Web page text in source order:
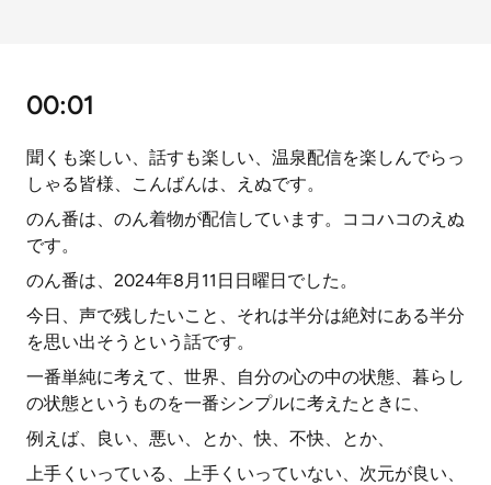
00:01
聞くも楽しい、話すも楽しい、温泉配信を楽しんでらっ
しゃる皆様、こんばんは、えぬです。
のん番は、のん着物が配信しています。ココハコのえぬ
です。
のん番は、2024年8月11日日曜日でした。
今日、声で残したいこと、それは半分は絶対にある半分
を思い出そうという話です。
一番単純に考えて、世界、自分の心の中の状態、暮らし
の状態というものを一番シンプルに考えたときに、
例えば、良い、悪い、とか、快、不快、とか、
上手くいっている、上手くいっていない、次元が良い、